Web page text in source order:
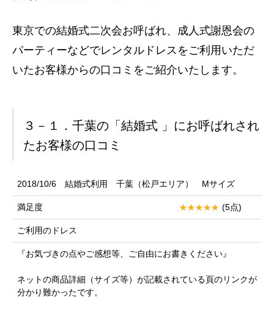
東京での結婚式二次会お呼ばれ、成人式謝恩会の
パーティーなどでレンタルドレスをご利用いただ
いたお客様からの口コミをご紹介いたします。
３－１．千葉の「結婚式 」にお呼ばれされ
たお客様の口コミ
2018/10/6 結婚式利用 千葉（松戸エリア） Mサイズ
満足度 (5点)
ご利用のドレス
『お気づきの点やご感想等、ご自由にお書きください』
ネットの商品詳細（サイズ等）が記載されている頁のリンクが
分かり難かったです。